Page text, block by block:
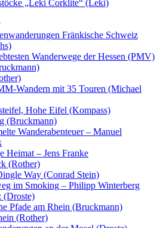
„Leki Corklite“ (Leki)
Fränkische Schweiz
Wanderwege der Hessen (PMV)
Wandern mit 35 Touren (Michael
Hohe Eifel (Kompass)
(Bruckmann)
Wanderabenteuer – Manuel
Heimat – Jens Franke
(Rother)
Way (Conrad Stein)
im Smoking – Philipp Winterberg
(Droste)
Pfade am Rhein (Bruckmann)
(Rother)